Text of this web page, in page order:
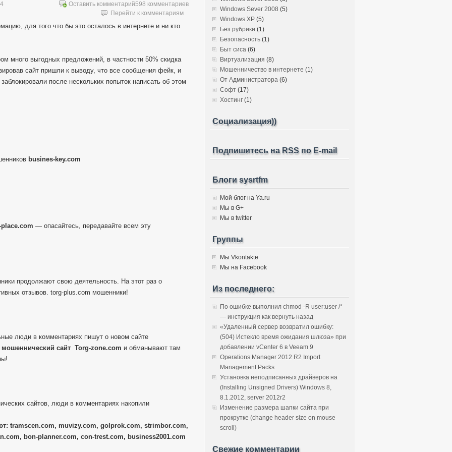
Оставить комментарий598 комментариев
Перейти к комментариям
для того что бы это осталось в интернете и ни кто
много выгодных предложений, в частности 50% скидка
сайт пришли к выводу, что все сообщения фейк, и
после нескольких попыток написать об этом
busines-key.com
— опасайтесь, передавайте всем эту
продолжают свою деятельность. На этот раз о
отзывов. torg-plus.com мошенники!
люди в комментариях пишут о новом сайте
мошеннический сайт Torg-zone.com и обманывают там
сайтов, люди в комментариях накопили
tramscen.com, muvizy.com, golprok.com, strimbor.com,
bon-planner.com, con-trest.com, business2001.com
Windows Sever 2008 (5)
Windows XP (5)
Без рубрики (1)
Безопасность (1)
Быт сиса (6)
Виртуализация (8)
Мошенничество в интернете (1)
От Администратора (6)
Софт (17)
Хостинг (1)
Социализация))
Подпишитесь на RSS по E-mail
Блоги sysrtfm
Мой блог на Ya.ru
Мы в G+
Мы в twitter
Группы
Мы Vkontakte
Мы на Facebook
Из последнего:
По ошибке выполнил chmod -R user:user /*
— инструкция как вернуть назад
«Удаленный сервер возвратил ошибку:
(504) Истекло время ожидания шлюза» при
добавлении vCenter 6 в Veeam 9
Operations Manager 2012 R2 Import
Management Packs
Установка неподписанных драйверов на
(Installing Unsigned Drivers) Windows 8,
8.1.2012, server 2012r2
Изменение размера шапки сайта при
прокрутке (change header size on mouse
scroll)
Свежие комментарии